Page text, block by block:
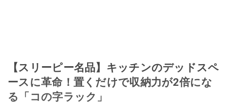
【スリーピー名品】キッチンのデッドスペ
ースに革命！置くだけで収納力が2倍にな
る「コの字ラック」